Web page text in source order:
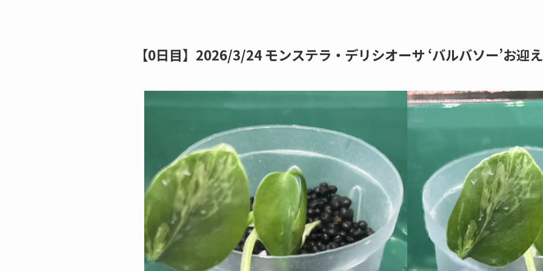
【0日目】2026/3/24 モンステラ・デリシオーサ ‘バルバソー’お迎